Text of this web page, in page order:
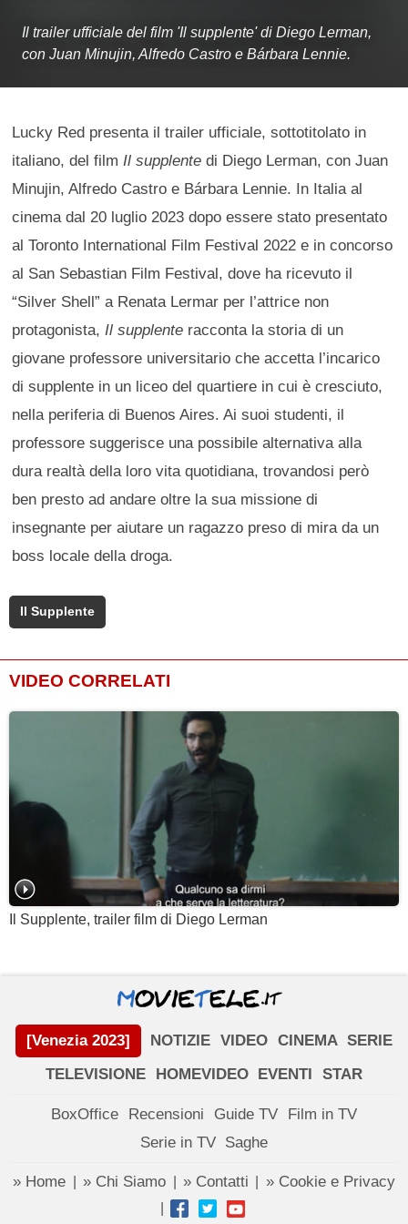
Il trailer ufficiale del film 'Il supplente' di Diego Lerman,
con Juan Minujin, Alfredo Castro e Bárbara Lennie.
Lucky Red presenta il trailer ufficiale, sottotitolato in
italiano, del film Il supplente di Diego Lerman, con Juan
Minujin, Alfredo Castro e Bárbara Lennie. In Italia al
cinema dal 20 luglio 2023 dopo essere stato presentato
al Toronto International Film Festival 2022 e in concorso
al San Sebastian Film Festival, dove ha ricevuto il
“Silver Shell” a Renata Lermar per l’attrice non
protagonista, Il supplente racconta la storia di un
giovane professore universitario che accetta l’incarico
di supplente in un liceo del quartiere in cui è cresciuto,
nella periferia di Buenos Aires. Ai suoi studenti, il
professore suggerisce una possibile alternativa alla
dura realtà della loro vita quotidiana, trovandosi però
ben presto ad andare oltre la sua missione di
insegnante per aiutare un ragazzo preso di mira da un
boss locale della droga.
Il Supplente
VIDEO CORRELATI
Il Supplente, trailer film di Diego Lerman
[Venezia 2023] NOTIZIE VIDEO CINEMA SERIE
TELEVISIONE
HOMEVIDEO EVENTI STAR
BoxOffice Recensioni Guide TV
Film in TV
Serie in TV Saghe
» Home » Chi Siamo » Contatti » Cookie e Privacy
|